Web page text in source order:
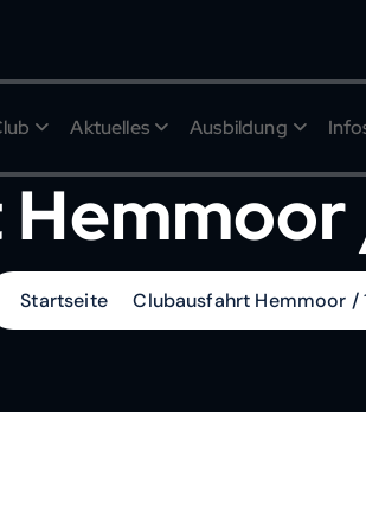
Aktuelles Ausbildung
Startseite Clubausfahrt Hemmoor /